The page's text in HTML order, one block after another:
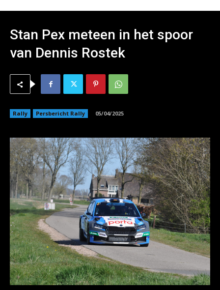
Stan Pex meteen in het spoor
van Dennis Rostek
Rally Persbericht Rally 05/04/2025